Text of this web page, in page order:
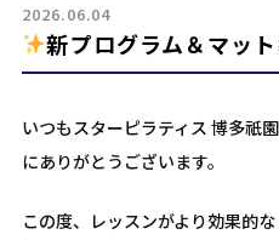
2026.06.04
新プログラム＆マッ
いつもスターピラティス 博多祇
にありがとうございます。
この度、レッスンがより効果的